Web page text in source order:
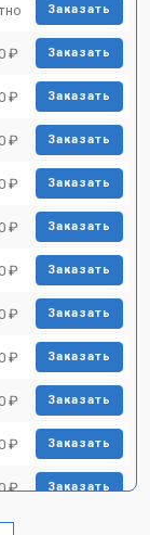
Заказать
₽ Заказать
₽ Заказать
₽ Заказать
₽ Заказать
₽ Заказать
₽ Заказать
₽ Заказать
₽ Заказать
₽ Заказать
₽ Заказать
₽ Заказать